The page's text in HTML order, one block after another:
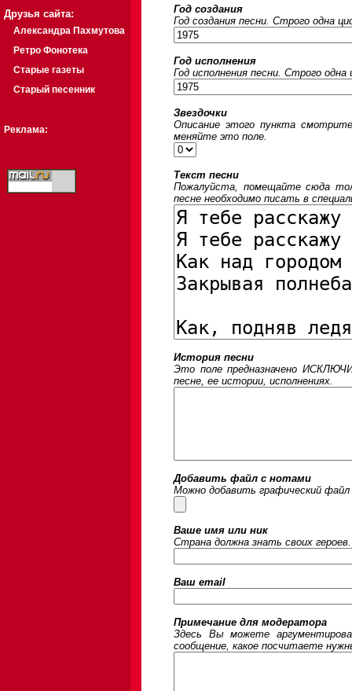
Друзья сайта:
Александра Пахмутова
Ретро Фонотека
Старые газеты
Старый песенник
Реклама:
Год создания
Год создания песни. Строго одна
Год исполнения
Год исполнения песни. Строго
Звездочки
Описание этого пункта
меняйте это поле.
Текст песни
Пожалуйста, помещайте сюда
песне необходимо писать в
История песни
Это поле предназначено
песне, ее истории, исполнениях.
Добавить файл с нотами
Можно добавить графический
Ваше имя или ник
Страна должна знать своих
Ваш email
Примечание для модератора
Здесь Вы можете
сообщение, какое посчитаете